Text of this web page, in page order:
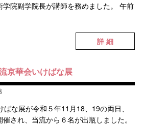
院副学院長が講師を務めました。 午前
詳 細
京華会いけばな展
な展が令和５年11月18、19の両日、
され、当流から６名が出瓶しました。